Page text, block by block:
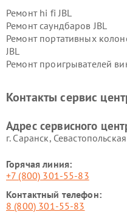
Ремонт hi fi JBL
Ремонт саундбаров JBL
Ремонт портативных
JBL
Ремонт проигрывателей
Контакты сервис
Адрес сервисного
г. Саранск,
Горячая линия:
+7 (800) 301-55-83
Контактный телефон:
8 (800) 301-55-83